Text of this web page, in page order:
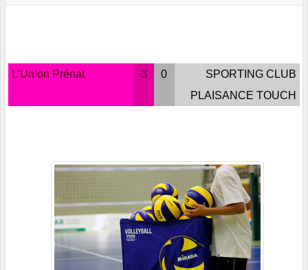
L'Union Prénat 3 0
SPORTING CLUB
PLAISANCE TOUCH